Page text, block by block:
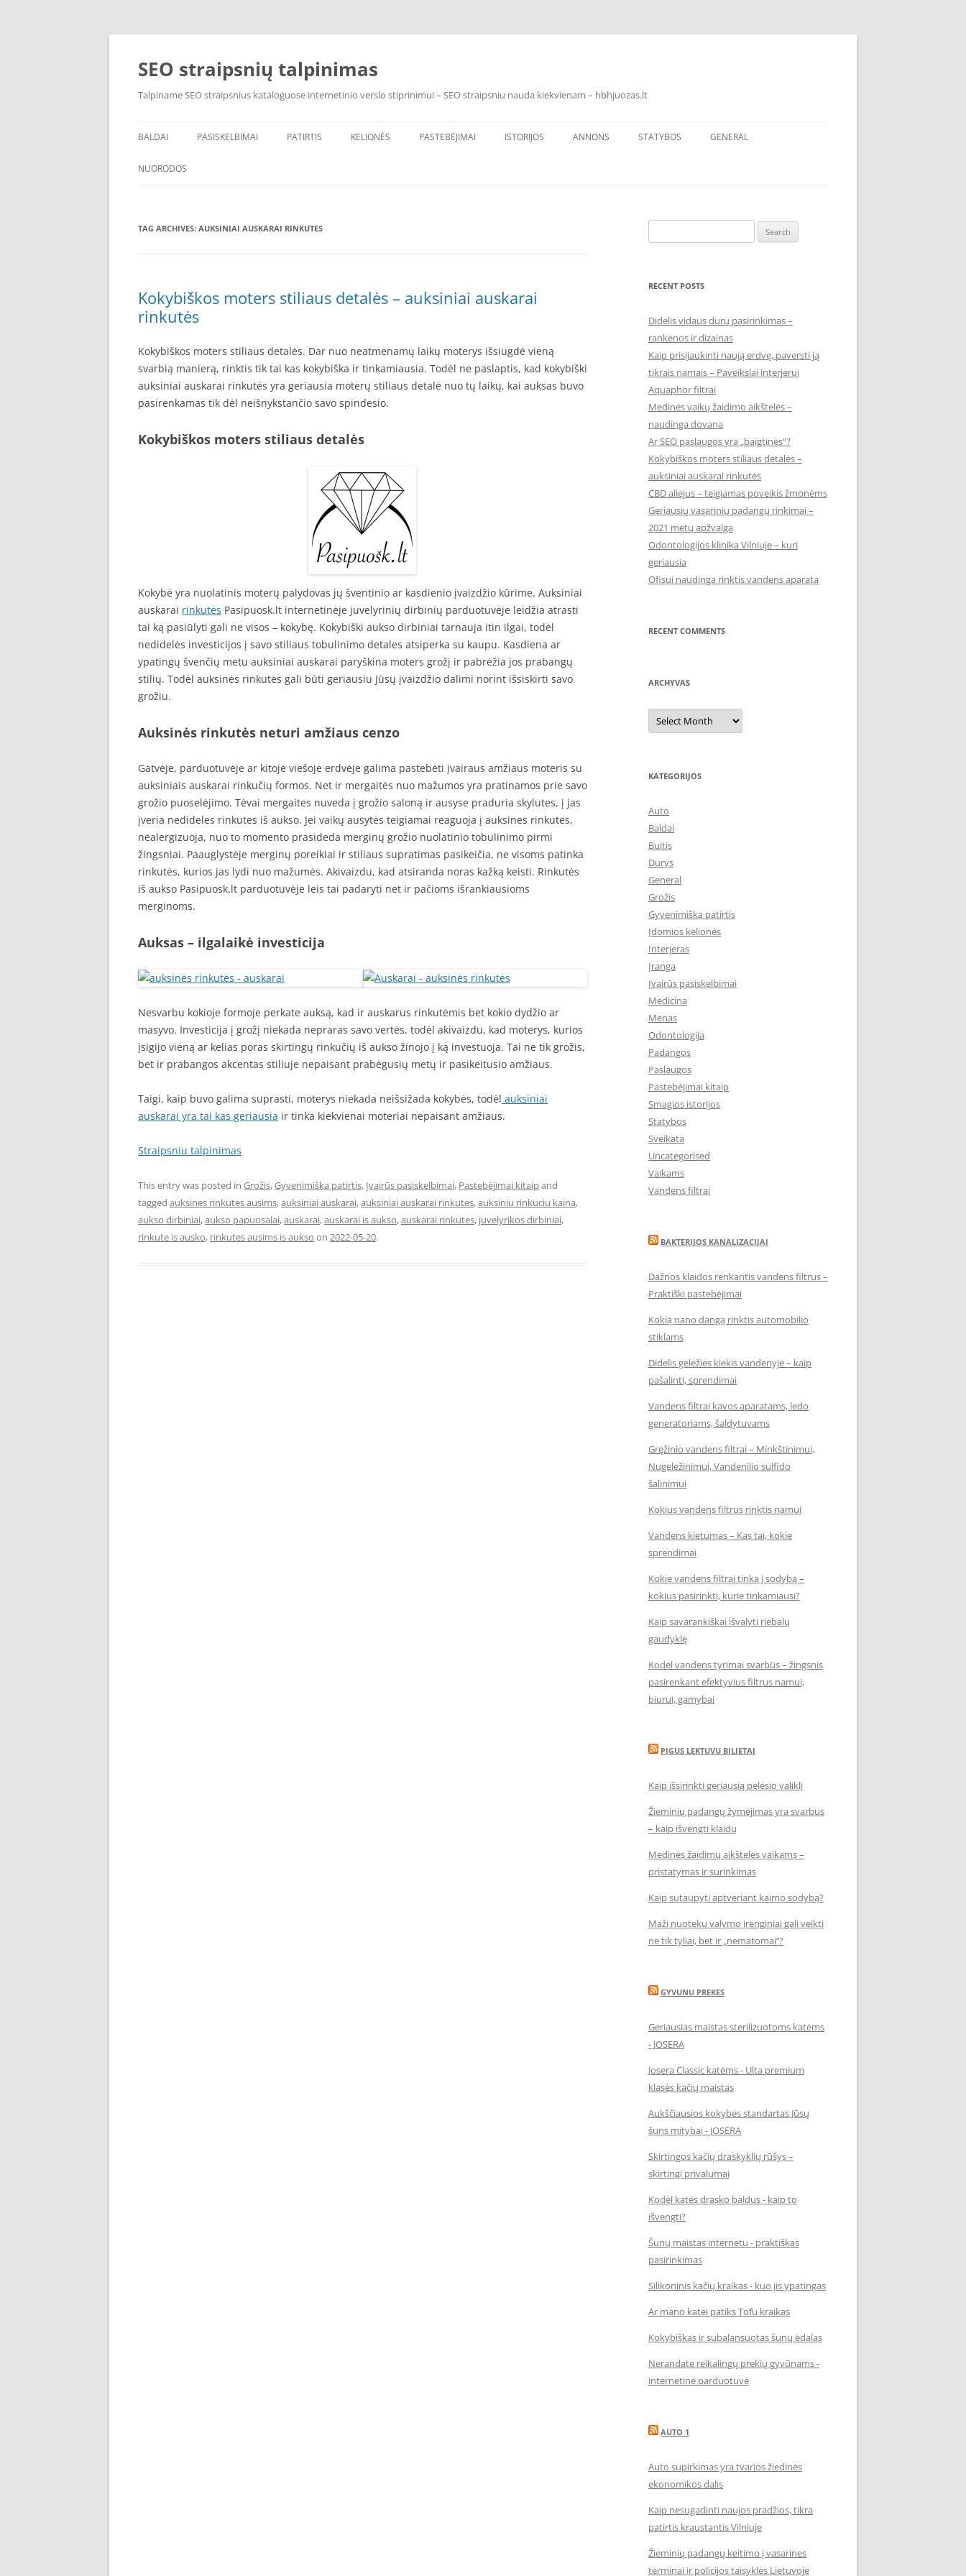
Skip
SEO straipsnių talpinimas
Talpiname SEO straipsnius kataloguose internetinio verslo stiprinimui – SEO straipsniu nauda kiekvienam – hbhjuozas.lt
BALDAI PASISKELBIMAI PATIRTIS KELIONĖS PASTEBĖJIMAI ISTORIJOS ANNONS STATYBOS GENERAL
NUORODOS
VAIKU NAMELIAI
TAG ARCHIVES: AUKSINIAI AUSKARAI RINKUTES
Kokybiškos moters stiliaus detalės – auksiniai auskarai
rinkutės
Kokybiškos moters stiliaus detalės. Dar nuo neatmenamų laikų moterys išsiugdė vieną
svarbią manierą, rinktis tik tai kas kokybiška ir tinkamiausia. Todėl ne paslaptis, kad kokybiški
auksiniai auskarai rinkutės yra geriausia moterų stiliaus detalė nuo tų laikų, kai auksas buvo
pasirenkamas tik dėl neišnykstančio savo spindesio.
Kokybiškos moters stiliaus detalės
Kokybė yra nuolatinis moterų palydovas jų šventinio ar kasdienio įvaizdžio kūrime. Auksiniai
auskarai rinkutės Pasipuosk.lt internetinėje juvelyrinių dirbinių parduotuvėje leidžia atrasti
tai ką pasiūlyti gali ne visos – kokybę. Kokybiški aukso dirbiniai tarnauja itin ilgai, todėl
nedidelės investicijos į savo stiliaus tobulinimo detales atsiperka su kaupu. Kasdiena ar
ypatingų švenčių metu auksiniai auskarai paryškina moters grožį ir pabrėžia jos prabangų
stilių. Todėl auksinės rinkutės gali būti geriausiu Jūsų įvaizdžio dalimi norint išsiskirti savo
grožiu.
Auksinės rinkutės neturi amžiaus cenzo
Gatvėje, parduotuvėje ar kitoje viešoje erdvėje galima pastebėti įvairaus amžiaus moteris su
auksiniais auskarai rinkučių formos. Net ir mergaitės nuo mažumos yra pratinamos prie savo
grožio puoselėjimo. Tėvai mergaites nuveda į grožio saloną ir ausyse praduria skylutes, į jas
įveria nedideles rinkutes iš aukso. Jei vaikų ausytės teigiamai reaguoja į auksines rinkutes,
nealergizuoja, nuo to momento prasideda merginų grožio nuolatinio tobulinimo pirmi
žingsniai. Paauglystėje merginų poreikiai ir stiliaus supratimas pasikeičia, ne visoms patinka
rinkutės, kurios jas lydi nuo mažumės. Akivaizdu, kad atsiranda noras kažką keisti. Rinkutės
iš aukso Pasipuosk.lt parduotuvėje leis tai padaryti net ir pačioms išrankiausioms
merginoms.
Auksas – ilgalaikė investicija
Nesvarbu kokioje formoje perkate auksą, kad ir auskarus rinkutėmis bet kokio dydžio ar
masyvo. Investicija į grožį niekada nepraras savo vertės, todėl akivaizdu, kad moterys, kurios
įsigijo vieną ar kelias poras skirtingų rinkučių iš aukso žinojo į ką investuoja. Tai ne tik grožis,
bet ir prabangos akcentas stiliuje nepaisant prabėgusių metų ir pasikeitusio amžiaus.
Taigi, kaip buvo galima suprasti, moterys niekada neišsižada kokybės, todėl auksiniai
auskarai yra tai kas geriausia ir tinka kiekvienai moteriai nepaisant amžiaus.
Straipsniu talpinimas
This entry was posted in Grožis,Gyvenimiška patirtis, Įvairūs pasiskelbimai, Pastebėjimai kitaipand
tagged auksines rinkutes ausims,auksiniai auskarai,auksiniai auskarai rinkutes,auksiniu rinkuciu kaina,
aukso dirbiniai,aukso papuosalai,auskarai,auskarai is aukso,auskarai rinkutes, juvelyrikos dirbiniai,
rinkute is ausko, rinkutes ausims is aukso on 2022-05-20.
for:
RECENT POSTS
Didelis vidaus durų pasirinkimas –
rankenos ir dizainas
Kaip prisijaukinti naują erdvę, paversti ją
tikrais namais – Paveikslai interjerui
Aquaphor filtrai
Medinės vaikų žaidimo aikštelės –
naudinga dovana
Ar SEO paslaugos yra „baigtinės“?
Kokybiškos moters stiliaus detalės –
auksiniai auskarai rinkutės
CBD aliejus – teigiamas poveikis žmonėms
Geriausių vasarinių padangų rinkimai –
2021 metų apžvalga
Odontologijos klinika Vilniuje – kuri
geriausia
Ofisui naudinga rinktis vandens aparatą
RECENT COMMENTS
ARCHYVAS
Archyvas
KATEGORIJOS
Auto
Baldai
Buitis
Durys
General
Grožis
Gyvenimiška patirtis
Įdomios kelionės
Interjeras
Įranga
Įvairūs pasiskelbimai
Medicina
Menas
Odontologija
Padangos
Paslaugos
Pastebėjimai kitaip
Smagios istorijos
Statybos
Sveikata
Uncategorised
Vaikams
Vandens filtrai
BAKTERIJOS KANALIZACIJAI
Dažnos klaidos renkantis vandens filtrus –
Praktiški pastebėjimai
Kokią nano dangą rinktis automobilio
stiklams
Didelis geležies kiekis vandenyje – kaip
pašalinti, sprendimai
Vandens filtrai kavos aparatams, ledo
generatoriams, šaldytuvams
Gręžinio vandens filtrai – Minkštinimui,
Nugeležinimui, Vandenilio sulfido
šalinimui
Kokius vandens filtrus rinktis namui
Vandens kietumas – Kas tai, kokie
sprendimai
Kokie vandens filtrai tinka į sodybą –
kokius pasirinkti, kurie tinkamiausi?
Kaip savarankiškai išvalyti riebalų
gaudyklę
Kodėl vandens tyrimai svarbūs – žingsnis
pasirenkant efektyvius filtrus namui,
biurui, gamybai
PIGUS LEKTUVU BILIETAI
Kaip išsirinkti geriausią pelėsio valiklį
Žieminių padangų žymėjimas yra svarbus
– kaip išvengti klaidų
Medinės žaidimų aikštelės vaikams –
pristatymas ir surinkimas
Kaip sutaupyti aptveriant kaimo sodybą?
Maži nuotekų valymo įrenginiai gali veikti
ne tik tyliai, bet ir „nematomai‘‘?
GYVUNU PREKES
Geriausias maistas sterilizuotoms katėms
- JOSERA
Josera Classic katėms - Ulta premium
klasės kačių maistas
Aukščiausios kokybės standartas Jūsų
šuns mitybai - JOSERA
Skirtingos kačių draskyklių rūšys –
skirtingi privalumai
Kodėl katės drasko baldus - kaip to
išvengti?
Šunų maistas internetu - praktiškas
pasirinkimas
Silikoninis kačių kraikas - kuo jis ypatingas
Ar mano katei patiks Tofu kraikas
Kokybiškas ir subalansuotas šunų ėdalas
Nerandate reikalingų prekių gyvūnams -
internetinė parduotuvė
AUTO 1
Auto supirkimas yra tvarios žiedinės
ekonomikos dalis
Kaip nesugadinti naujos pradžios, tikra
patirtis kraustantis Vilniuje
Žieminių padangų keitimo į vasarines
terminai ir policijos taisyklės Lietuvoje